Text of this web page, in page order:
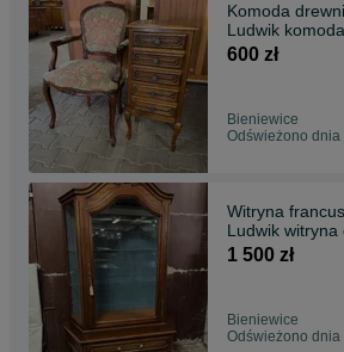
Komoda
Ludwik
600 zł
Bieniewice
Odświeżono
Witryna
Ludwik witryna
1 500 zł
Bieniewice
Odświeżono